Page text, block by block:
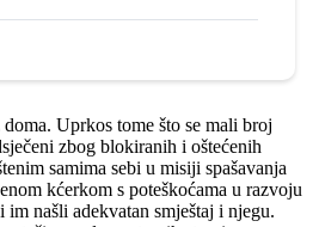
Uprkos tome što se mali broj
zbog blokiranih i oštećenih
samima sebi u misiji spašavanja
kćerkom s poteškoćama u razvoju
našli adekvatan smještaj i njegu.